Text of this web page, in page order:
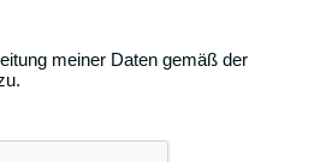
meiner Daten gemäß der